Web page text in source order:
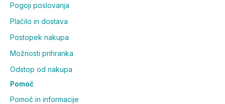
Pogoji poslovanja
Plačilo in dostava
Postopek nakupa
Možnosti prihranka
Odstop od nakupa
Pomoč
Pomoč in informacije